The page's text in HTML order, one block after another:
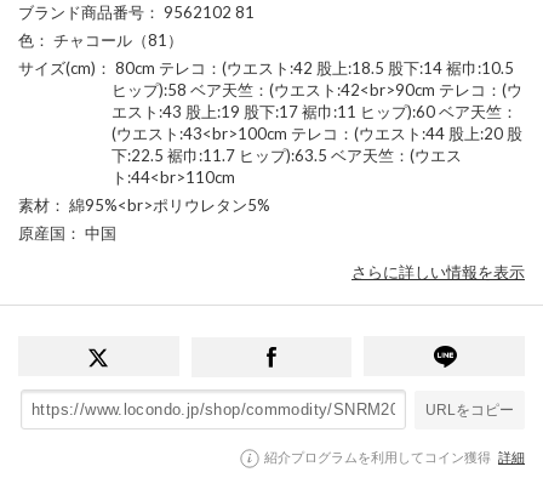
ブランド商品番号 ： 9562102 81
色 ： チャコール（81）
サイズ(cm) ： 80cm テレコ：(ウエスト:42 股上:18.5 股下:14 裾巾:10.5
ヒップ):58 ベア天竺：(ウエスト:42<br>90cm テレコ：(ウ
エスト:43 股上:19 股下:17 裾巾:11 ヒップ):60 ベア天竺：
(ウエスト:43<br>100cm テレコ：(ウエスト:44 股上:20 股
下:22.5 裾巾:11.7 ヒップ):63.5 ベア天竺：(ウエス
ト:44<br>110cm
素材 ： 綿95%<br>ポリウレタン5%
原産国 ： 中国
さらに詳しい情報を表示
URLをコピー
紹介プログラムを利用してコイン獲得 詳細